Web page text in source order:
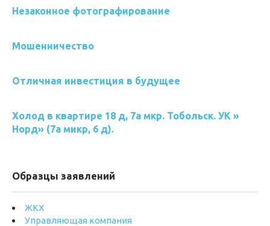
Незаконное фотографирование
Мошенничество
Отличная инвестиция в будущее
Холод в квартире 18 д, 7а мкр. Тобольск. УК »
Норд» (7а микр, 6 д).
Образцы заявлений
ЖКХ
Управляющая компания